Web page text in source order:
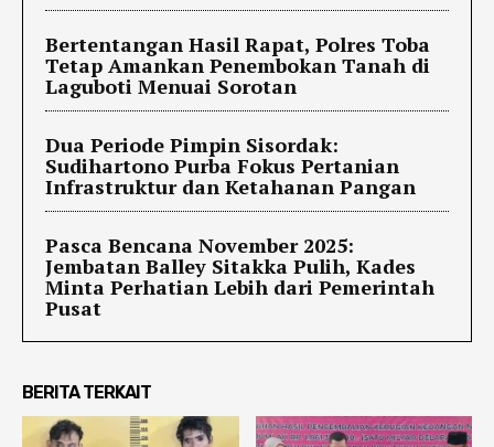
Bertentangan Hasil Rapat, Polres Toba
Tetap Amankan Penembokan Tanah di
Laguboti Menuai Sorotan
Dua Periode Pimpin Sisordak:
Sudihartono Purba Fokus Pertanian
Infrastruktur dan Ketahanan Pangan
Pasca Bencana November 2025:
Jembatan Balley Sitakka Pulih, Kades
Minta Perhatian Lebih dari Pemerintah
Pusat
BERITA TERKAIT